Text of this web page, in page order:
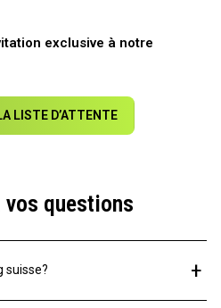
exclusive à notre
LISTE D’ATTENTE
vos questions
suisse? +